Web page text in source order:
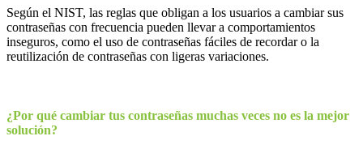
Según el NIST, las reglas que obligan a los usuarios a cambiar sus
contraseñas con frecuencia pueden llevar a comportamientos
inseguros, como el uso de contraseñas fáciles de recordar o la
reutilización de contraseñas con ligeras variaciones.
¿Por qué cambiar tus contraseñas muchas veces no es la mejor
solución?